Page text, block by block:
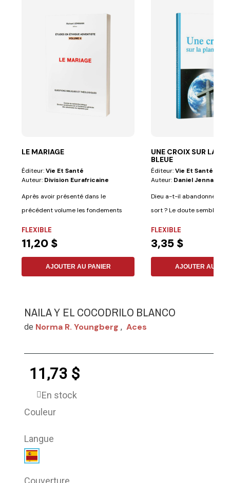
LE MARIAGE
Éditeur:Vie Et Santé
Auteur: Division Eurafricaine
Après avoir présenté dans le
précédent volume les fondements
FLEXIBLE
11,20 $
AJOUTER AU PANIER
UNE CROIX SUR LA
BLEUE
Éditeur:Vie Et Santé
Auteur: Daniel Jennah
Dieu a-t-il abandonné
sort ? Le doute semble
FLEXIBLE
3,35 $
AJOUTER AU
NAILA Y EL COCODRILO BLANCO
de Norma R. Youngberg , Aces
11,73 $
En stock
Couleur
Langue
Couverture